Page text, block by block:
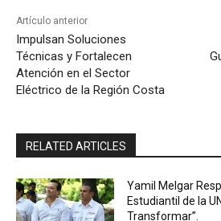
Artículo anterior
Impulsan Soluciones
Técnicas y Fortalecen
Atención en el Sector
Eléctrico de la Región Costa
RELATED ARTICLES
Yamil Melgar
Estudiantil de la
Transformar”.